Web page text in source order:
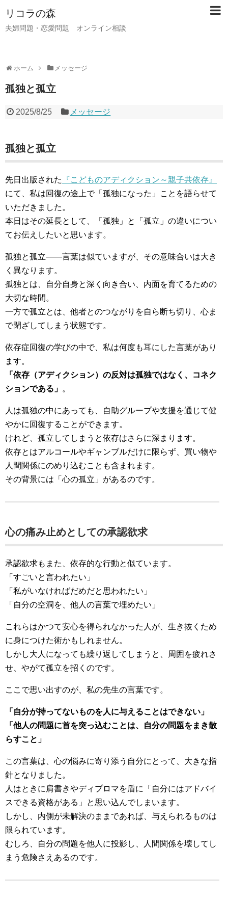
リコラの森
夫婦問題・恋愛問題 オンライン相談
ホーム メッセージ
孤独と孤立
2025/8/25 メッセージ
孤独と孤立
先日出版された
『こどものアディクション～親子共依存』
にて、私は回復の途上で「孤独になった」ことを語らせて
いただきました。
本日はその延長として、「孤独」と「孤立」の違いについ
てお伝えしたいと思います。
孤独と孤立――言葉は似ていますが、その意味合いは大き
く異なります。
孤独とは、自分自身と深く向き合い、内面を育てるための
大切な時間。
一方で孤立とは、他者とのつながりを自ら断ち切り、心ま
で閉ざしてしまう状態です。
依存症回復の学びの中で、私は何度も耳にした言葉があり
ます。
「依存（アディクション）の反対は孤独ではなく、コネク
ションである」 。
人は孤独の中にあっても、自助グループや支援を通じて健
やかに回復することができます。
けれど、孤立してしまうと依存はさらに深まります。
依存とはアルコールやギャンブルだけに限らず、買い物や
人間関係にのめり込むことも含まれます。
その背景には「心の孤立」があるのです。
心の痛み止めとしての承認欲求
承認欲求もまた、依存的な行動と似ています。
「すごいと言われたい」
「私がいなければだめだと思われたい」
「自分の空洞を、他人の言葉で埋めたい」
これらはかつて安心を得られなかった人が、生き抜くため
に身につけた術かもしれません。
しかし大人になっても繰り返してしまうと、周囲を疲れさ
せ、やがて孤立を招くのです。
ここで思い出すのが、私の先生の言葉です。
「自分が持ってないものを人に与えることはできない」
「他人の問題に首を突っ込むことは、自分の問題をまき散
らすこと」
この言葉は、心の悩みに寄り添う自分にとって、大きな指
針となりました。
人はときに肩書きやディプロマを盾に「自分にはアドバイ
スできる資格がある」と思い込んでしまいます。
しかし、内側が未解決のままであれば、与えられるものは
限られています。
むしろ、自分の問題を他人に投影し、人間関係を壊してし
まう危険さえあるのです。